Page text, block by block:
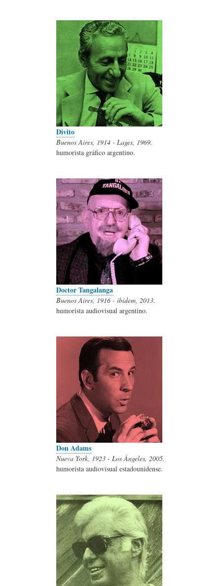
Divito
Buenos Aires, 1914 - Lages, 1969.
humorista gráfico argentino.
Doctor Tangalanga
Buenos Aires, 1916 - ibídem, 2013.
humorista audiovisual argentino.
Don Adams
Nueva York, 1923 - Los Ángeles, 2005.
humorista audiovisual estadounidense.